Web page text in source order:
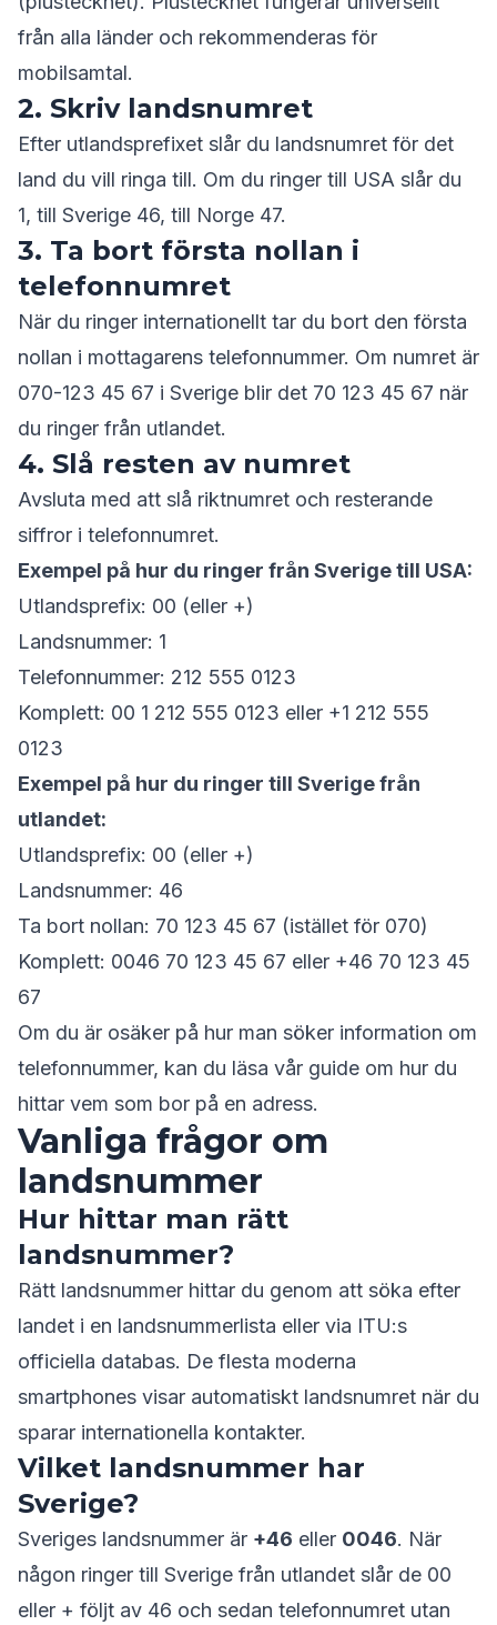
från alla länder och rekommenderas för
mobilsamtal.
2. Skriv landsnumret
Efter utlandsprefixet slår du landsnumret för det
land du vill ringa till. Om du ringer till USA slår du
1, till Sverige 46, till Norge 47.
3. Ta bort första nollan i
telefonnumret
När du ringer internationellt tar du bort den första
nollan i mottagarens telefonnummer. Om numret är
070-123 45 67 i Sverige blir det 70 123 45 67 när
du ringer från utlandet.
4. Slå resten av numret
Avsluta med att slå riktnumret och resterande
siffror i telefonnumret.
Exempel på hur du ringer från Sverige till USA:
Utlandsprefix: 00 (eller +)
Landsnummer: 1
Telefonnummer: 212 555 0123
Komplett: 00 1 212 555 0123 eller +1 212 555
0123
Exempel på hur du ringer till Sverige från
utlandet:
Utlandsprefix: 00 (eller +)
Landsnummer: 46
Ta bort nollan: 70 123 45 67 (istället för 070)
Komplett: 0046 70 123 45 67 eller +46 70 123 45
67
Om du är osäker på hur man söker information om
telefonnummer, kan du läsa vår guide om hur du
hittar vem som bor på en adress.
Vanliga frågor om
landsnummer
Hur hittar man rätt
landsnummer?
Rätt landsnummer hittar du genom att söka efter
landet i en landsnummerlista eller via ITU:s
officiella databas. De flesta moderna
smartphones visar automatiskt landsnumret när du
sparar internationella kontakter.
Vilket landsnummer har
Sverige?
Sveriges landsnummer är +46 eller 0046. När
någon ringer till Sverige från utlandet slår de 00
eller + följt av 46 och sedan telefonnumret utan